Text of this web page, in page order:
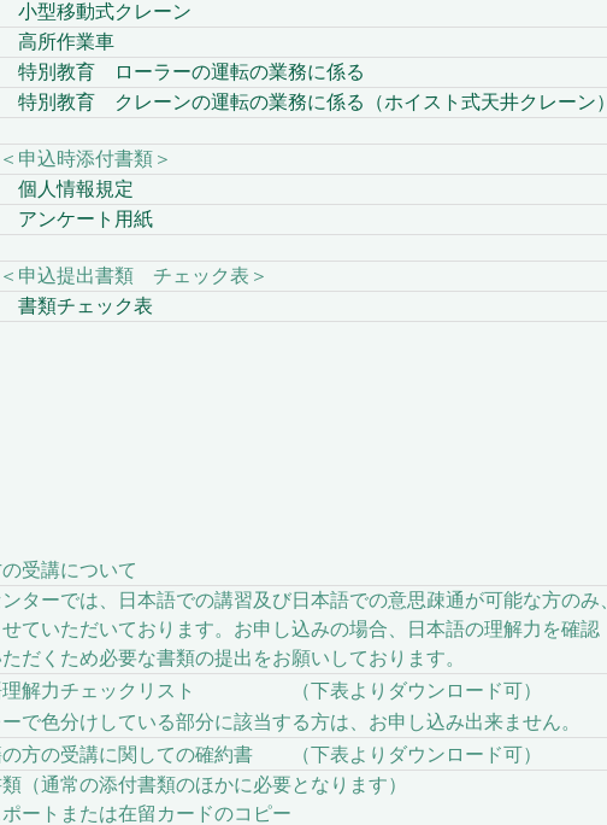
型移動式クレーン
所作業車
別教育 ローラーの運転の業務に係る
別教育 クレーンの運転の業務に係る（ホイスト式天井クレー
申込時添付書類＞
人情報規定
ンケート用紙
申込提出書類 チェック表＞
類チェック表
受講について
ターでは、日本語での講習及び日本語での意思疎通が可能な方のみ
ていただいております。お申し込みの場合、日本語の理解力を確認
だくため必要な書類の提出をお願いしております。
理解力チェックリスト （下表よりダウンロード可）
色分けしている部分に該当する方は、お申し込み出来ません。
方の受講に関しての確約書 （下表よりダウンロード可）
（通常の添付書類のほかに必要となります）
トまたは在留カードのコピー